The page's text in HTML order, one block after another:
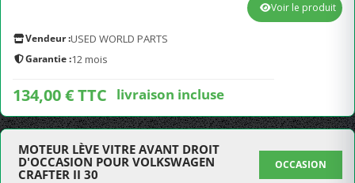
Vendeur :USED WORLD PARTS
Garantie :12 mois
134,00 € TTC livraison incluse
Voir le produit
MOTEUR LÈVE VITRE AVANT DROIT
D'OCCASION POUR VOLKSWAGEN
CRAFTER II 30
OCCASION